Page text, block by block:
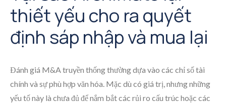
thiết yếu cho ra quyết
định sáp nhập và mua lại
Đánh giá M&A truyền thống thường dựa vào các chỉ số tài
chính và sự phù hợp văn hóa. Mặc dù có giá trị, nhưng những
yếu tố này là chưa đủ để nắm bắt các rủi ro cấu trúc hoặc các